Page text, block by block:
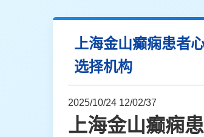
上海金山癫痫患者
选择机构
2025/10/24 12/02/37
上海金山癫痫